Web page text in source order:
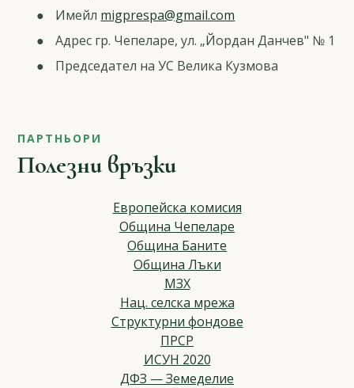
Имейл migprespa@gmail.com
Адрес гр. Чепеларе, ул. „Йордан Данчев" № 1
Председател на УС Велика Кузмова
ПАРТНЬОРИ
Полезни връзки
Европейска комисия
Община Чепеларе
Община Баните
Община Лъки
МЗХ
Нац. селска мрежа
Структурни фондове
ПРСР
ИСУН 2020
ДФЗ — Земеделие